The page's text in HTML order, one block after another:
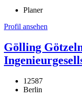
Planer
Profil ansehen
Gölling
12587
Berlin